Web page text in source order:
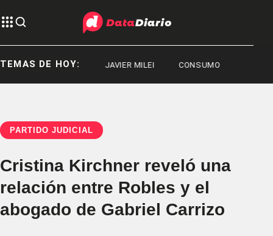
TEMAS DE HOY:
DEPORTES JAVIER MILEI CONSUMO
PARTIDO JUDICIAL
Cristina Kirchner reveló una
relación entre Robles y el
abogado de Gabriel Carrizo